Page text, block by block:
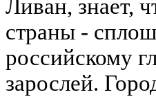
Ливан, знает,
страны -
российскому
зарослей.